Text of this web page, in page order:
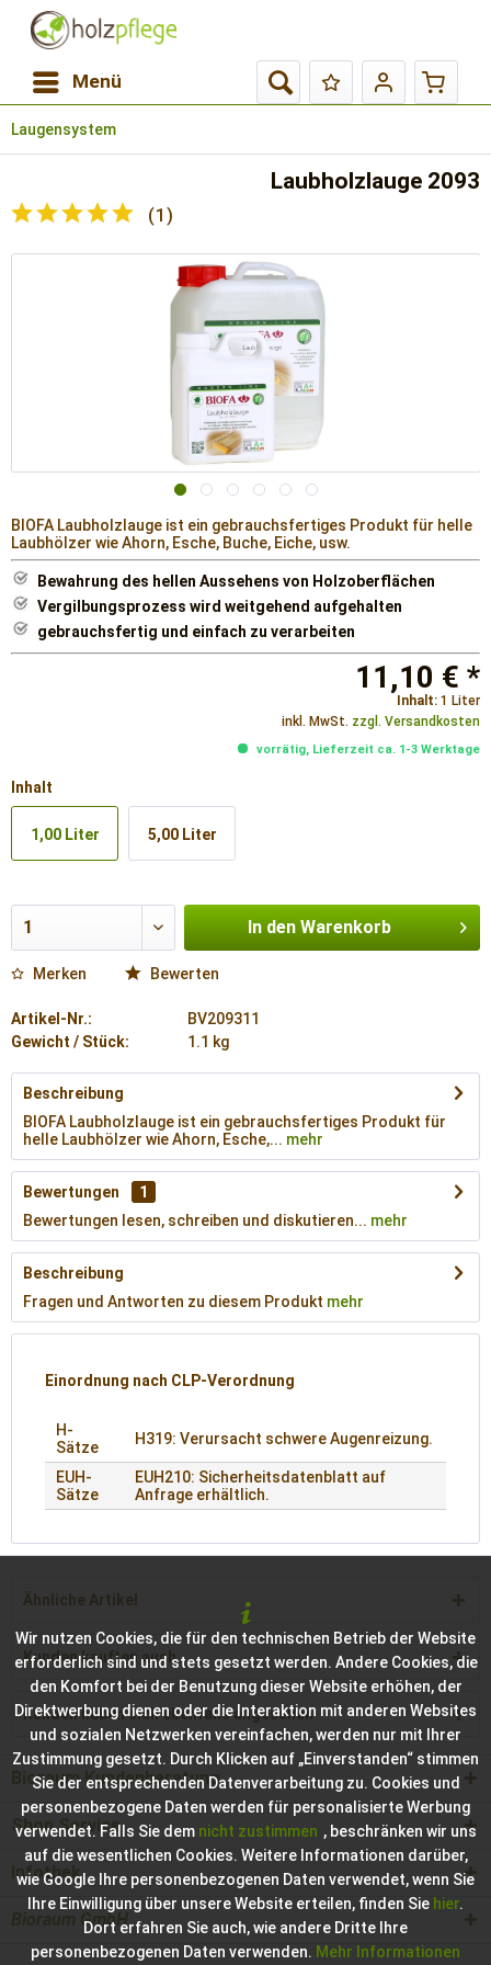
Menü
Laugensystem
Laubholzlauge 2093
(1 )
BIOFA Laubholzlauge ist ein gebrauchsfertiges Produkt für helle
Laubhölzer wie Ahorn, Esche, Buche, Eiche, usw.
Bewahrung des hellen Aussehens von Holzoberflächen
Vergilbungsprozess wird weitgehend aufgehalten
gebrauchsfertig und einfach zu verarbeiten
11,10 € *
Inhalt: 1 Liter
inkl. MwSt. zzgl. Versandkosten
vorrätig, Lieferzeit ca. 1-3 Werktage
Inhalt
1,00 Liter 5,00 Liter
In den Warenkorb
Merken Bewerten
Artikel-Nr.:
BV209311
Gewicht / Stück:
1.1 kg
Beschreibung
BIOFA Laubholzlauge ist ein gebrauchsfertiges Produkt für
helle Laubhölzer wie Ahorn, Esche,... mehr
Bewertungen
1
Bewertungen lesen, schreiben und diskutieren... mehr
Beschreibung
Fragen und Antworten zu diesem Produkt mehr
Einordnung nach CLP-Verordnung
H-
Sätze
H319: Verursacht schwere Augenreizung.
EUH-
Sätze
EUH210: Sicherheitsdatenblatt auf
Anfrage erhältlich.
Ähnliche Artikel
Kunden kauften auch
Kunden haben sich ebenfalls angesehen
Bioraum Kundenberatung
Shop Service
Infothek
Bioraum GmbH
Wir nutzen Cookies, die für den technischen Betrieb der Website
erforderlich sind und stets gesetzt werden. Andere Cookies, die
den Komfort bei der Benutzung dieser Website erhöhen, der
Direktwerbung dienen oder die Interaktion mit anderen Websites
und sozialen Netzwerken vereinfachen, werden nur mit Ihrer
Zustimmung gesetzt. Durch Klicken auf „Einverstanden“ stimmen
Sie der entsprechenden Datenverarbeitung zu. Cookies und
personenbezogene Daten werden für personalisierte Werbung
verwendet. Falls Sie dem nicht zustimmen , beschränken wir uns
auf die wesentlichen Cookies. Weitere Informationen darüber,
wie Google Ihre personenbezogenen Daten verwendet, wenn Sie
Ihre Einwilligung über unsere Website erteilen, finden Sie hier.
Dort erfahren Sie auch, wie andere Dritte Ihre
personenbezogenen Daten verwenden. Mehr Informationen